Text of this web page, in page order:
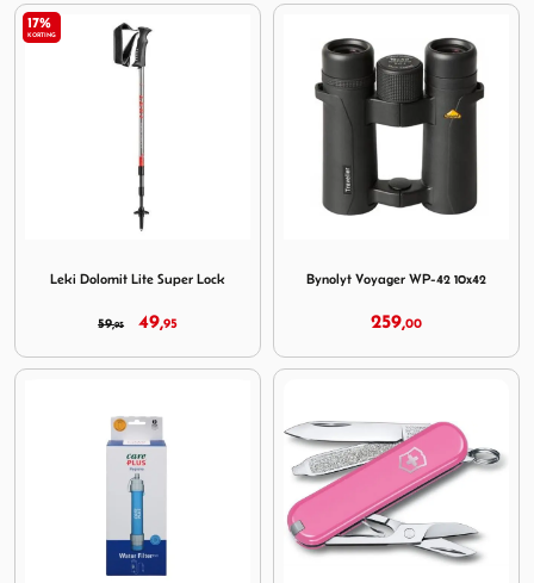
17%
KORTING
Leki Dolomit Lite Super Lock
59,95 49,95
Bynolyt Voyager WP-42 10x42
259,00